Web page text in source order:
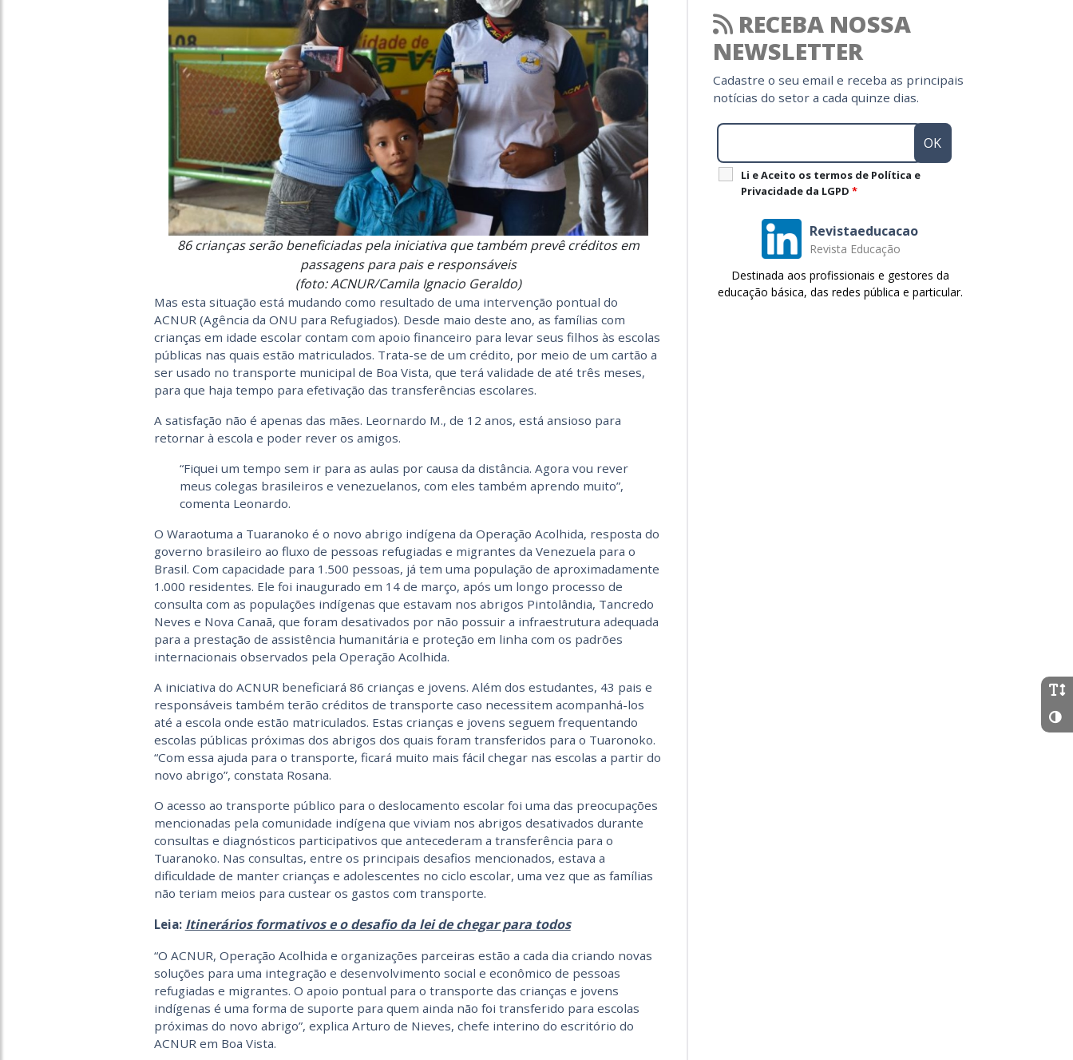
86 crianças serão beneficiadas pela iniciativa que também prevê créditos em
passagens para pais e responsáveis
(foto: ACNUR/Camila Ignacio Geraldo)
Mas esta situação está mudando como resultado de uma intervenção pontual do
ACNUR (Agência da ONU para Refugiados). Desde maio deste ano, as famílias com
crianças em idade escolar contam com apoio financeiro para levar seus filhos às escolas
públicas nas quais estão matriculados. Trata-se de um crédito, por meio de um cartão a
ser usado no transporte municipal de Boa Vista, que terá validade de até três meses,
para que haja tempo para efetivação das transferências escolares.
A satisfação não é apenas das mães. Leornardo M., de 12 anos, está ansioso para
retornar à escola e poder rever os amigos.
“Fiquei um tempo sem ir para as aulas por causa da distância. Agora vou rever
meus colegas brasileiros e venezuelanos, com eles também aprendo muito”,
comenta Leonardo.
O Waraotuma a Tuaranoko é o novo abrigo indígena da Operação Acolhida, resposta do
governo brasileiro ao fluxo de pessoas refugiadas e migrantes da Venezuela para o
Brasil. Com capacidade para 1.500 pessoas, já tem uma população de aproximadamente
1.000 residentes. Ele foi inaugurado em 14 de março, após um longo processo de
consulta com as populações indígenas que estavam nos abrigos Pintolândia, Tancredo
Neves e Nova Canaã, que foram desativados por não possuir a infraestrutura adequada
para a prestação de assistência humanitária e proteção em linha com os padrões
internacionais observados pela Operação Acolhida.
A iniciativa do ACNUR beneficiará 86 crianças e jovens. Além dos estudantes, 43 pais e
responsáveis também terão créditos de transporte caso necessitem acompanhá-los
até a escola onde estão matriculados. Estas crianças e jovens seguem frequentando
escolas públicas próximas dos abrigos dos quais foram transferidos para o Tuaronoko.
“Com essa ajuda para o transporte, ficará muito mais fácil chegar nas escolas a partir do
novo abrigo”, constata Rosana.
O acesso ao transporte público para o deslocamento escolar foi uma das preocupações
mencionadas pela comunidade indígena que viviam nos abrigos desativados durante
consultas e diagnósticos participativos que antecederam a transferência para o
Tuaranoko. Nas consultas, entre os principais desafios mencionados, estava a
dificuldade de manter crianças e adolescentes no ciclo escolar, uma vez que as famílias
não teriam meios para custear os gastos com transporte.
Leia: Itinerários formativos e o desafio da lei de chegar para todos
“O ACNUR, Operação Acolhida e organizações parceiras estão a cada dia criando novas
soluções para uma integração e desenvolvimento social e econômico de pessoas
refugiadas e migrantes. O apoio pontual para o transporte das crianças e jovens
indígenas é uma forma de suporte para quem ainda não foi transferido para escolas
próximas do novo abrigo”, explica Arturo de Nieves, chefe interino do escritório do
ACNUR em Boa Vista.
RECEBA NOSSA
NEWSLETTER
Cadastre o seu email e receba as principais
notícias do setor a cada quinze dias.
Li e Aceito os termos de Política e
Privacidade da LGPD *
Revistaeducacao
Revista Educação
Destinada aos profissionais e gestores da
educação básica, das redes pública e particular.